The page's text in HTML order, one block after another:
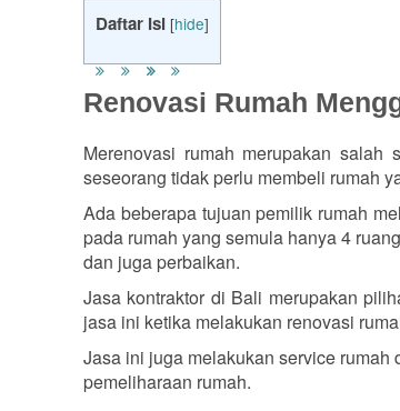
Daftar Isi [hide]
Renovasi Rumah
Merenovasi rumah merupakan
seseorang tidak perlu membeli rumah
Ada beberapa tujuan pemilik rumah
pada rumah yang semula hanya 4
dan juga perbaikan.
Jasa kontraktor di Bali merupakan
jasa ini ketika melakukan renovasi
Jasa ini juga melakukan service
pemeliharaan rumah.